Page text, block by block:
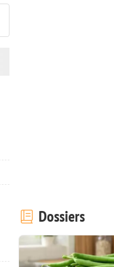
Dossiers